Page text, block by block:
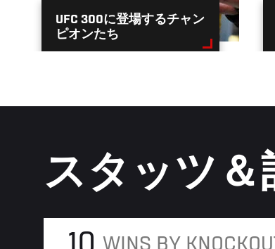
UFC 300に登場するチャン
ピオンたち
スタッツ＆